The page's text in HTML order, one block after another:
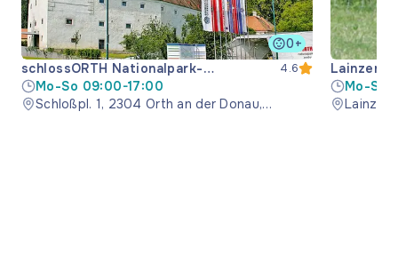
0+
schlossORTH Nationalpark-
Zentrum
4.6
Mo-So 09:00-17:00
Schloßpl. 1, 2304 Orth an der Donau,
Lainzer
Mo-So
Lainzer